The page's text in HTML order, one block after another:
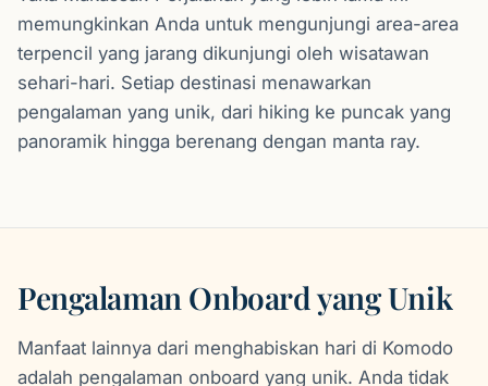
memungkinkan Anda untuk mengunjungi area-area
terpencil yang jarang dikunjungi oleh wisatawan
sehari-hari. Setiap destinasi menawarkan
pengalaman yang unik, dari hiking ke puncak yang
panoramik hingga berenang dengan manta ray.
Pengalaman Onboard yang Unik
Manfaat lainnya dari menghabiskan hari di Komodo
adalah pengalaman onboard yang unik. Anda tidak